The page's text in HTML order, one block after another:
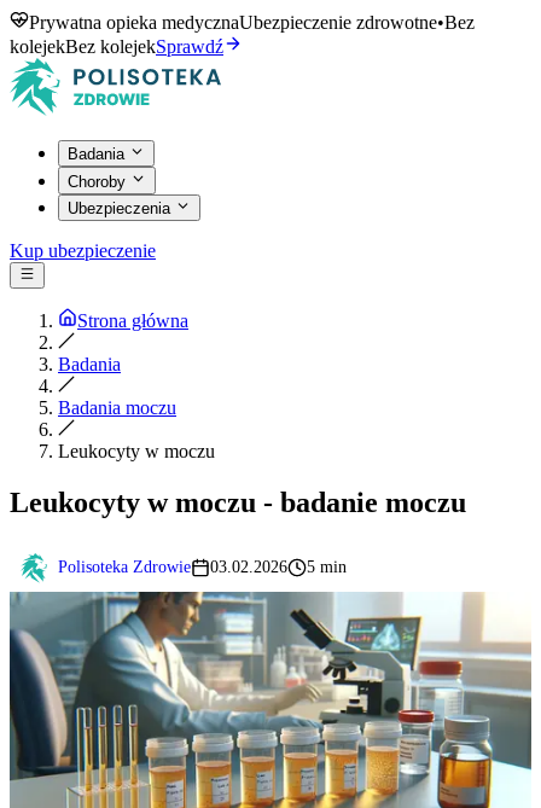
Prywatna opieka medycznaUbezpieczenie zdrowotne•Bez
kolejekBez kolejekSprawdź
Badania
Choroby
Ubezpieczenia
Kup ubezpieczenie
Strona główna
Badania
Badania moczu
Leukocyty w moczu
Leukocyty w moczu - badanie moczu
Polisoteka Zdrowie 03.02.2026 5 min